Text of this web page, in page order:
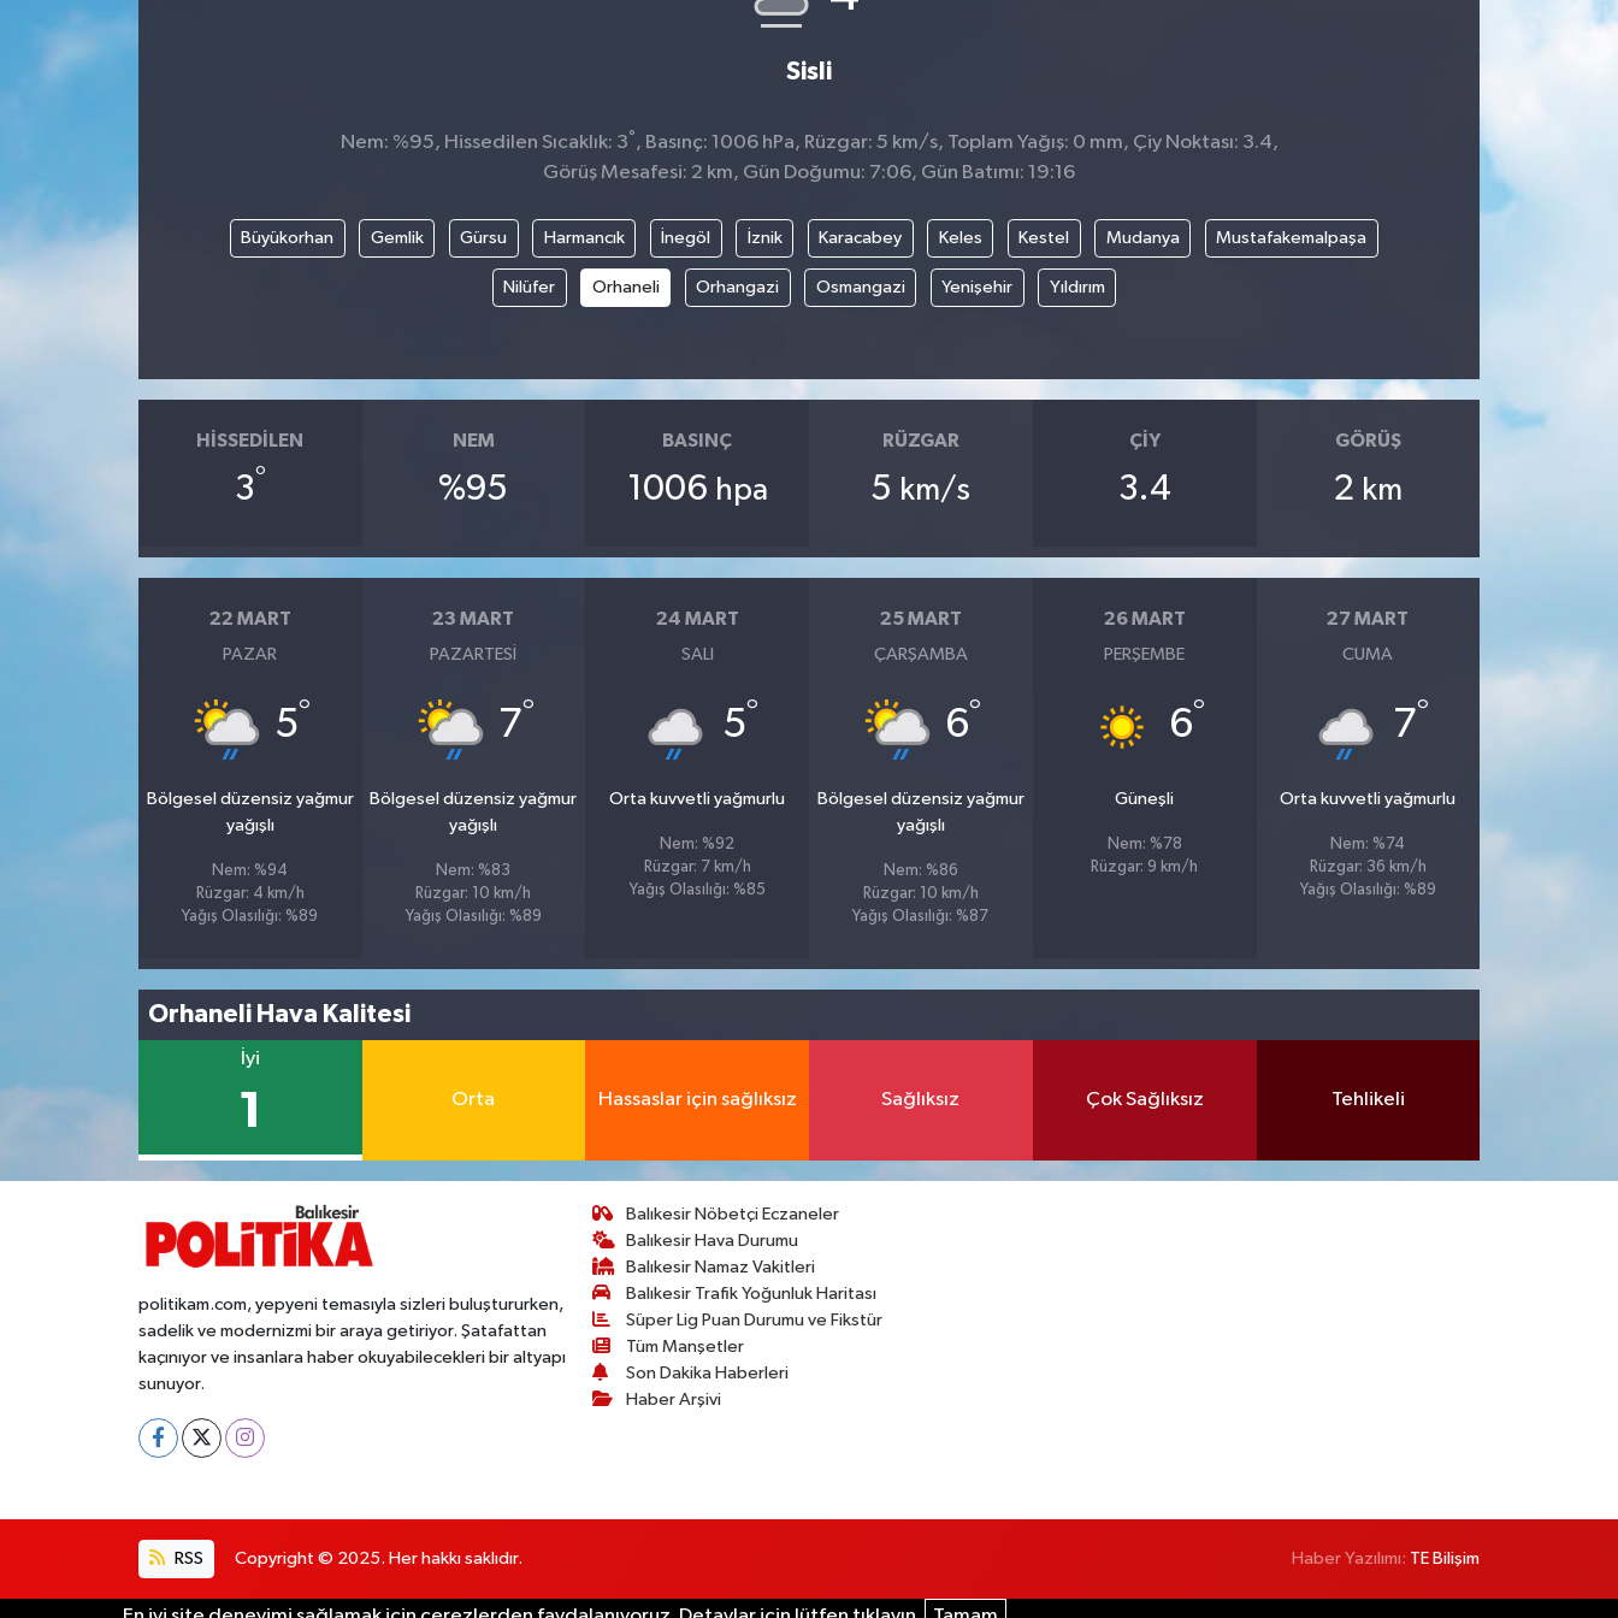
Sisli
Nem: %95, Hissedilen Sıcaklık: 3° , Basınç: 1006 hPa, Rüzgar: 5 km/s, Toplam Yağış: 0 mm, Çiy Noktası: 3.4,
Görüş Mesafesi: 2 km, Gün Doğumu: 7:06, Gün Batımı: 19:16
Büyükorhan Gemlik Gürsu Harmancık İnegöl İznik Karacabey Keles Kestel Mudanya Mustafakemalpaşa
Nilüfer Orhaneli Orhangazi Osmangazi Yenişehir Yıldırım
HISSEDILEN
3°
NEM
%95
BASINÇ
1006 hpa
RÜZGAR
5 km/s
ÇIY
3.4
GÖRÜŞ
2 km
22 MART
PAZAR
5°
Bölgesel düzensiz yağmur
yağışlı
Nem: %94
Rüzgar: 4 km/h
Yağış Olasılığı: %89
23 MART
PAZARTESI
7°
Bölgesel düzensiz yağmur
yağışlı
Nem: %83
Rüzgar: 10 km/h
Yağış Olasılığı: %89
24 MART
SALI
5°
Orta kuvvetli yağmurlu
Nem: %92
Rüzgar: 7 km/h
Yağış Olasılığı: %85
25 MART
ÇARŞAMBA
6°
Bölgesel düzensiz yağmur
yağışlı
Nem: %86
Rüzgar: 10 km/h
Yağış Olasılığı: %87
26 MART
PERŞEMBE
6°
Güneşli
Nem: %78
Rüzgar: 9 km/h
27 MART
CUMA
7°
Orta kuvvetli yağmurlu
Nem: %74
Rüzgar: 36 km/h
Yağış Olasılığı: %89
Orhaneli Hava Kalitesi
İyi
1 Orta Hassaslar için sağlıksız Sağlıksız Çok Sağlıksız Tehlikeli
politikam.com, yepyeni temasıyla sizleri buluştururken,
sadelik ve modernizmi bir araya getiriyor. Şatafattan
kaçınıyor ve insanlara haber okuyabilecekleri bir altyapı
sunuyor.
Balıkesir Nöbetçi Eczaneler
Balıkesir Hava Durumu
Balıkesir Namaz Vakitleri
Balıkesir Trafik Yoğunluk Haritası
Süper Lig Puan Durumu ve Fikstür
Tüm Manşetler
Son Dakika Haberleri
Haber Arşivi
RSS Copyright © 2025. Her hakkı saklıdır. Haber Yazılımı: TE Bilişim
EĞİTİM
Savaştepe
SEYAHAT
SİYASET
Sındırgı
SPOR
SÜRMANŞET